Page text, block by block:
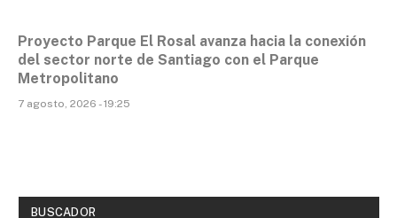
Proyecto Parque El Rosal avanza hacia la conexión
del sector norte de Santiago con el Parque
Metropolitano
7 agosto, 2026 - 19:25
BUSCADOR